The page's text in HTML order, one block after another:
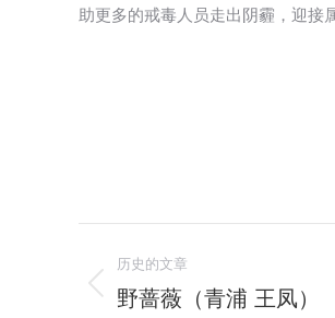
助更多的戒毒人员走出阴霾，迎接
章
历史的文章
历
野蔷薇（青浦 王凤）